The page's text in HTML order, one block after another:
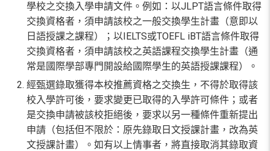
學校之交換入學申請文件。例如：以JLPT語言條件取得
交換資格者，須申請該校之一般交換學生計畫（意即以
日語授課之課程）；以IELTS或TOEFL iBT語言條件取得
交換資格者，須申請該校之英語課程交換學生計畫（通
常是國際學部專門開設給國際學生的英語授課課程）。
經甄選錄取獲得本校推薦資格之交換生，不得於取得該
校入學許可後，要求變更已取得的入學許可條件；或者
是交換申請被該校拒絕後，要求以另一種條件重新提出
申請（包括但不限於：原先錄取日文授課計畫，改為英
文授課計畫）。如有以上情事者，將直接取消其錄取資